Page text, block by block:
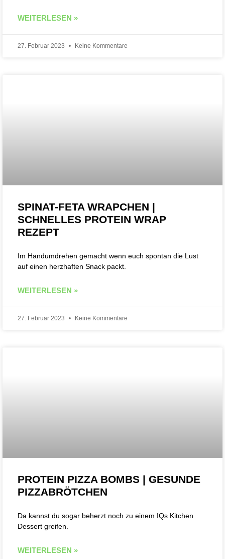
WEITERLESEN »
27. Februar 2023 Keine Kommentare
SPINAT-FETA WRAPCHEN |
SCHNELLES PROTEIN WRAP
REZEPT
Im Handumdrehen gemacht wenn euch spontan die Lust
auf einen herzhaften Snack packt.
WEITERLESEN »
27. Februar 2023 Keine Kommentare
PROTEIN PIZZA BOMBS | GESUNDE
PIZZABRÖTCHEN
Da kannst du sogar beherzt noch zu einem IQs Kitchen
Dessert greifen.
WEITERLESEN »